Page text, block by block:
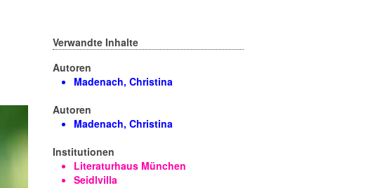
Verwandte Inhalte
Autoren
Madenach, Christina
Autoren
Madenach, Christina
Institutionen
Literaturhaus München
Seidlvilla